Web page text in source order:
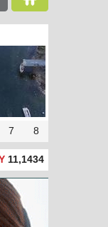
7 8
11,1434